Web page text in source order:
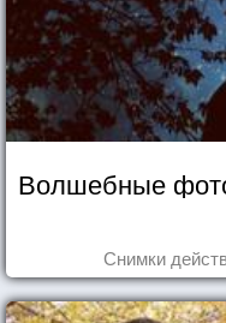
Волшебные
Снимки